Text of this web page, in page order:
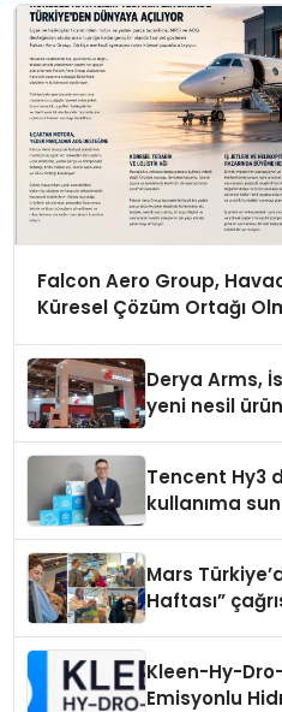
Falcon Aero Group,
Küresel Çözüm Ortağı
Derya Arms,
yeni nesil
Tencent Hy3
kullanıma
Mars
Haftası”
Kleen-Hy-
Emisyonlu